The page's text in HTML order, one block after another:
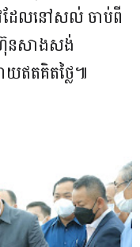
ដែលនៅសល់ ចាប់ពី
ហ៊ុនសាងសង់
យឥតគិតថ្លៃ៕